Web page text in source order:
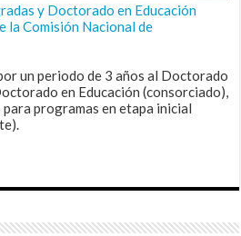
y Doctorado en Educación
la Comisión Nacional de
un periodo de 3 años al Doctorado
en Educación (consorciado),
programas en etapa inicial